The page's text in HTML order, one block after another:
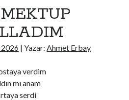
2026 | Yazar: Ahmet Erbay
verdim
mı anam
serdi